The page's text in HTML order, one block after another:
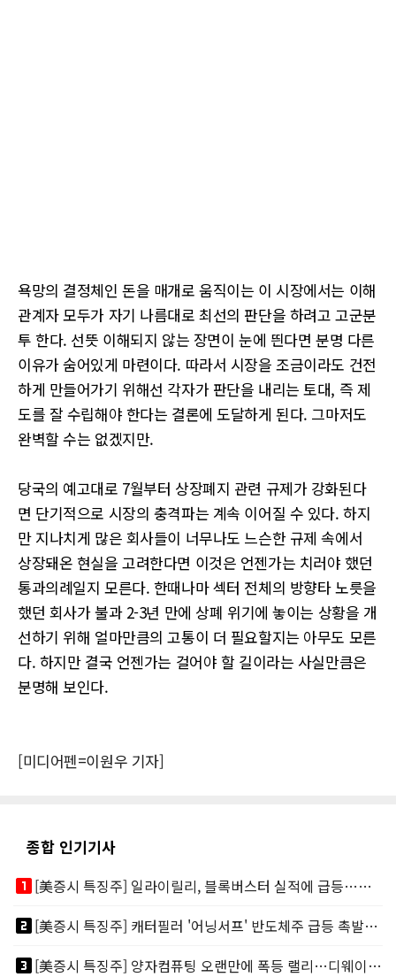
욕망의 결정체인 돈을 매개로 움직이는 이 시장에서는 이해
관계자 모두가 자기 나름대로 최선의 판단을 하려고 고군분
투 한다. 선뜻 이해되지 않는 장면이 눈에 띈다면 분명 다른
이유가 숨어있게 마련이다. 따라서 시장을 조금이라도 건전
하게 만들어가기 위해선 각자가 판단을 내리는 토대, 즉 제
도를 잘 수립해야 한다는 결론에 도달하게 된다. 그마저도
완벽할 수는 없겠지만.
당국의 예고대로 7월부터 상장폐지 관련 규제가 강화된다
면 단기적으로 시장의 충격파는 계속 이어질 수 있다. 하지
만 지나치게 많은 회사들이 너무나도 느슨한 규제 속에서
상장돼온 현실을 고려한다면 이것은 언젠가는 치러야 했던
통과의례일지 모른다. 한때나마 섹터 전체의 방향타 노릇을
했던 회사가 불과 2-3년 만에 상폐 위기에 놓이는 상황을 개
선하기 위해 얼마만큼의 고통이 더 필요할지는 아무도 모른
다. 하지만 결국 언젠가는 걸어야 할 길이라는 사실만큼은
분명해 보인다.
[미디어펜=이원우 기자]
종합 인기기사
looks_one
[美증시 특징주] 일라이릴리, 블록버스터 실적에 급등…마운자로 매출 폭발
looks_two
[美증시 특징주] 캐터필러 '어닝서프' 반도체주 급등 촉발…"AI 데이터센터 건설 강력"
looks_3
[美증시 특징주] 양자컴퓨팅 오랜만에 폭등 랠리…디웨이브·아이온큐 주도